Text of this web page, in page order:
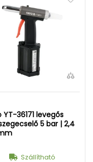
YT-36171 levegős
5 bar | 2,4
Szállítható